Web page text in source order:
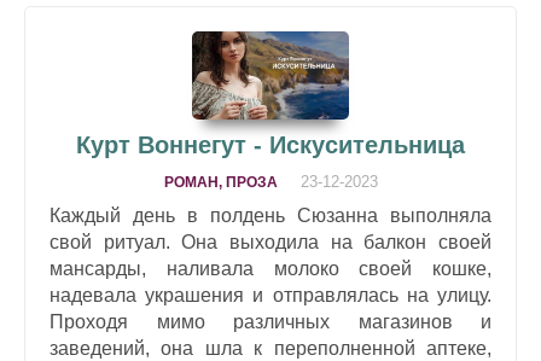
Курт Воннегут - Искусительница
РОМАН, ПРОЗА 23-12-2023
Каждый день в полдень Сюзанна выполняла
свой ритуал. Она выходила на балкон своей
мансарды, наливала молоко своей кошке,
надевала украшения и отправлялась на улицу.
Проходя мимо различных магазинов и
заведений, она шла к переполненной аптеке,